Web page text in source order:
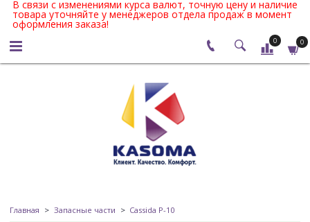
В связи с изменениями курса валют, точную цену и наличие
товара уточняйте у менеджеров отдела продаж в момент
оформления заказа!
0 0
Главная Запасные части Cassida P-10